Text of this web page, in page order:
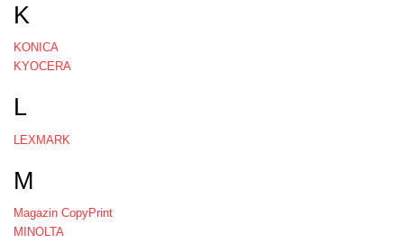
K
KONICA
KYOCERA
L
LEXMARK
M
Magazin CopyPrint
MINOLTA